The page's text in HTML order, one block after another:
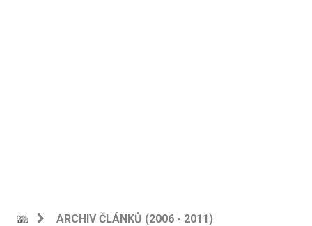
ARCHIV ČLÁNKŮ (2006 - 2011)